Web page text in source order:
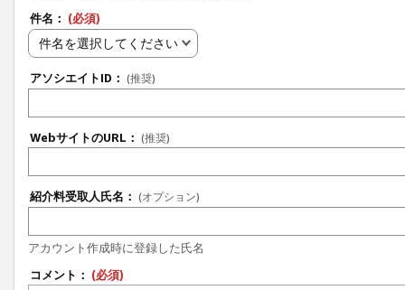
件名： (必須)
件名を選択してください
アソシエイトID： (推奨)
WebサイトのURL： (推奨)
紹介料受取人氏名： (オプション)
アカウント作成時に登録した氏名
コメント： (必須)